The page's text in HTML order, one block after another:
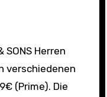
verschiedenen
(Prime). Die